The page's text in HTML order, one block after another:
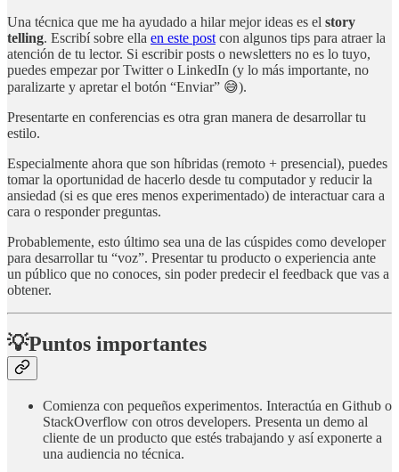
Una técnica que me ha ayudado a hilar mejor ideas es el story
telling. Escribí sobre ella en este post con algunos tips para atraer la
atención de tu lector. Si escribir posts o newsletters no es lo tuyo,
puedes empezar por Twitter o LinkedIn (y lo más importante, no
paralizarte y apretar el botón “Enviar” 😅).
Presentarte en conferencias es otra gran manera de desarrollar tu
estilo.
Especialmente ahora que son híbridas (remoto + presencial), puedes
tomar la oportunidad de hacerlo desde tu computador y reducir la
ansiedad (si es que eres menos experimentado) de interactuar cara a
cara o responder preguntas.
Probablemente, esto último sea una de las cúspides como developer
para desarrollar tu “voz”. Presentar tu producto o experiencia ante
un público que no conoces, sin poder predecir el feedback que vas a
obtener.
💡Puntos importantes
Comienza con pequeños experimentos. Interactúa en Github o
StackOverflow con otros developers. Presenta un demo al
cliente de un producto que estés trabajando y así exponerte a
una audiencia no técnica.